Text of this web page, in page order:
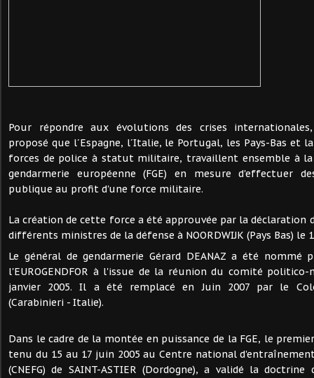
Pour répondre aux évolutions des crises internationales,
proposé que l´Espagne, l´Italie, le Portugal, les Pays-Bas et
forces de police à statut militaire, travaillent ensemble à la
gendarmerie européenne (FGE) en mesure d'effectuer
publique au profit d'une force militaire.
La création de cette force a été approuvée par la déclaration
différents ministres de la défense à NOORDWIJK (Pays Bas) le
Le général de gendarmerie Gérard DEANAZ a été nommé
l'EUROGENDFOR à l'issue de la réunion du comité
janvier 2005. Il a été remplacé en Juin 2007 par le
(Carabinieri - Italie).
Dans le cadre de la montée en puissance de la FGE, le
tenu du 15 au 17 juin 2005 au Centre national
(CNEFG) de SAINT-ASTIER (Dordogne), a validé la